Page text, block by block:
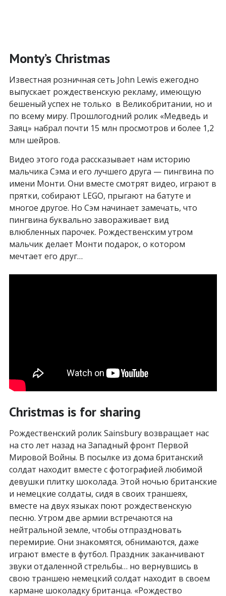
Monty’s Christmas
Известная розничная сеть John Lewis ежегодно
выпускает рождественскую рекламу, имеющую
бешеный успех не только в Великобритании, но и
по всему миру. Прошлогодний ролик «Медведь и
Заяц» набрал почти 15 млн просмотров и более 1,2
млн шейров.
Видео этого года рассказывает нам историю
мальчика Сэма и его лучшего друга — пингвина по
имени Монти. Они вместе смотрят видео, играют в
прятки, собирают LEGO, прыгают на батуте и
многое другое. Но Сэм начинает замечать, что
пингвина буквально завораживает вид
влюбленных парочек. Рождественским утром
мальчик делает Монти подарок, о котором
мечтает его друг…
Christmas is for sharing
Рождественский ролик Sainsbury возвращает нас
на сто лет назад на Западный фронт Первой
Мировой Войны. В посылке из дома британский
солдат находит вместе с фотографией любимой
девушки плитку шоколада. Этой ночью британские
и немецкие солдаты, сидя в своих траншеях,
вместе на двух языках поют рождественскую
песню. Утром две армии встречаются на
нейтральной земле, чтобы отпраздновать
перемирие. Они знакомятся, обнимаются, даже
играют вместе в футбол. Праздник заканчивают
звуки отдаленной стрельбы… но вернувшись в
свою траншею немецкий солдат находит в своем
кармане шоколадку британца. «Рождество